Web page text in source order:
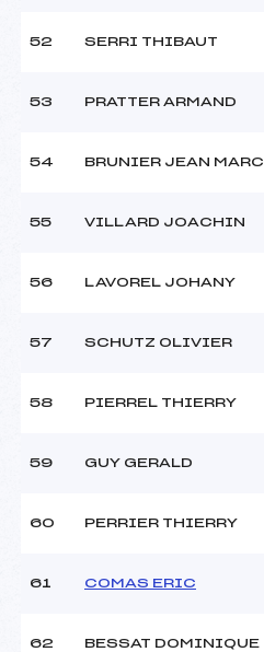
52 SERRI THIBAUT
53 PRATTER ARMAND
54 BRUNIER JEAN MARC
55 VILLARD JOACHIN
56 LAVOREL JOHANY
57 SCHUTZ OLIVIER
58 PIERREL THIERRY
59 GUY GERALD
60 PERRIER THIERRY
61 COMAS ERIC
62 BESSAT DOMINIQUE